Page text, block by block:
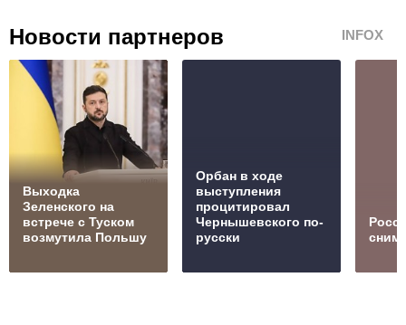
Новости партнеров INFOX
Выходка
Зеленского на
встрече с Туском
возмутила Польшу
Орбан в ходе
выступления
процитировал
Чернышевского по-
русски